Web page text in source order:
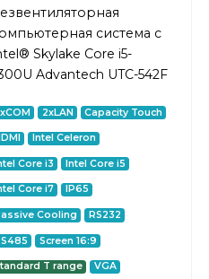
система с
Skylake Core i5-
Advantech UTC-542F
2xLAN Capacity Touch
Intel Celeron
Core i3 Intel Core i5
Core i7 IP65
Cooling RS232
Screen 16:9
T range VGA